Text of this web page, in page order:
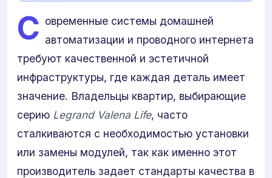
С овременные системы домашней
автоматизации и проводного интернета
требуют качественной и эстетичной
инфраструктуры, где каждая деталь имеет
значение. Владельцы квартир, выбирающие
серию Legrand Valena Life, часто
сталкиваются с необходимостью установки
или замены модулей, так как именно этот
производитель задает стандарты качества в